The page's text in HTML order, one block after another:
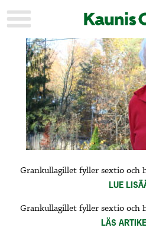
KAUPUNKI
STADEN
AJANKOHTAISTA
AKTUELLT
URHEILU
IDROTT
KULTTUURI
KULTUR
HISTORIA
HISTORIA
YLEINEN
ALLMÄN
MAINOSTAJILLE
FÖR
Grankullagillet fyller sextio och
LUE
Grankullagillet fyller sextio och
LÄS